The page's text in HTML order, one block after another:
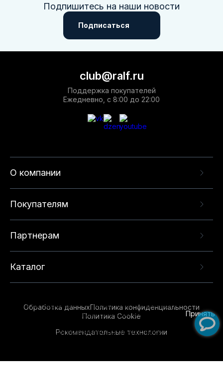
Подпишитесь на наши новости
Подписаться
О компании
Покупателям
Партнерам
Каталог
club@ralf.ru
Поддержка покупателей
Ежедневно, с 8:00 до 22:00
Обработка данныхПолитика конфиденциальности
Политика Cookie
Рекомендательные технологии
опыта на нашем сайте. Продолжая использовать
данный сайт, вы соглашаетесь с использованием
технологий. Для получения дополнительной
Принять